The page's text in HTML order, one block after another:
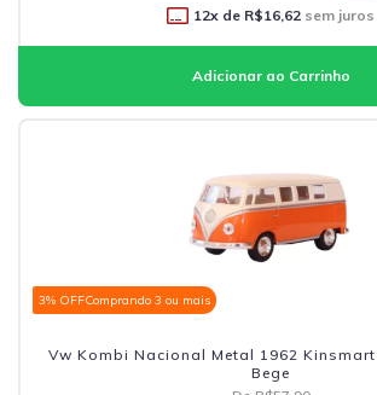
12x de R$16,62 sem juros
3% OFFComprando 3 ou mais
Vw Kombi Nacional Metal 1962
Bege